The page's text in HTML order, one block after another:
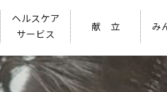
ヘルスケア
サービス
献 立 み